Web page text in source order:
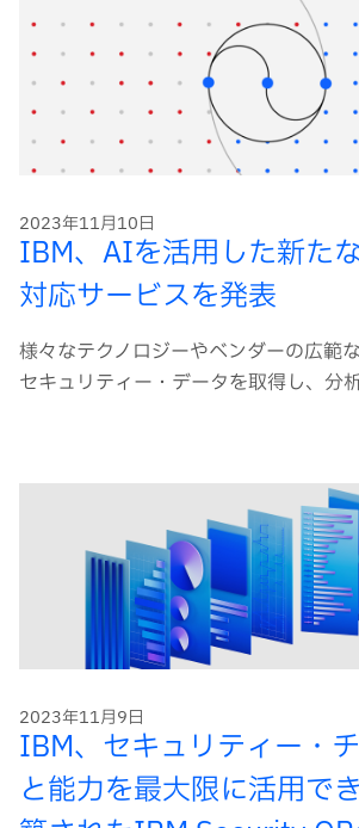
2023年11月10日
IBM、AIを活用した新た
対応サービスを発表
様々なテクノロジーやベンダーの広範
セキュリティー・データを取得し、分
2023年11月9日
IBM、セキュリティー・
と能力を最大限に活用で